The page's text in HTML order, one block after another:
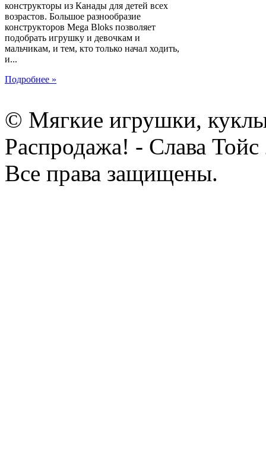
конструкторы из Канады для детей всех
возрастов. Большое разнообразие
конструкторов Mega Bloks позволяет
подобрать игрушку и девочкам и
мальчикам, и тем, кто только начал ходить,
и...
Подробнее »
© Мягкие игрушки,
Распродажа! - Слава Тойс
Все права защищены.